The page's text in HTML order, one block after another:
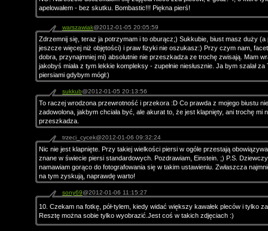
apelowałem - bez skutku. Bombastic!!! Piękna pierś!
warszawiak@2012-01-05 20:05:59
Zdrzemnij się, teraz ja potrzymam i to oburącz;) Sukkubie, biust masz duży (a
jeszcze więcej niż objętości) i praw fizyki nie oszukasz:) Przy czym nam,
dobra, przynajmniej mi) absolutnie nie przeszkadza ze trochę zwisają. Mam
jakobyś miała z tym lekkie kompleksy - zupełnie niesłusznie. Ja bym szalał za
piersiami gdybym mógł:)
sukkub@2012-01-05 20:13:56
To raczej wrodzona przewrotność i przekora :D Co prawda z mojego biustu
zadowolona, jakbym chciała być, ale akurat to, że jest klapnięty, ani trochę mi
przeszkadza.
trzeci_cycek@2012-01-06 09:32:24
Nic nie jest klapnięte. Przy takiej wielkości piersi w ogóle przestają
znane w świecie piersi standardowych. Pozdrawiam, Einstein. ;) P.S.
namawiam gorąco do fotografowania się w takim ustawieniu. Zwłaszcza
na tym zyskują, naprawdę warto!
sony69@2012-01-06 11:15:27
10. Czekam na fotkę, pół-tylem, kiedy widać większy kawałek pleców i tylko
Resztę można sobie tylko wyobrazić.Jest coś w takich zdjęciach :)